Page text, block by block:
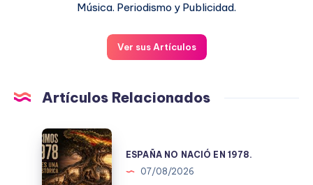
Música. Periodismo y Publicidad.
Ver sus Artículos
Artículos Relacionados
ESPAÑA
NO
NACIÓ
ESPAÑA NO NACIÓ EN 1978.
07/08/2026